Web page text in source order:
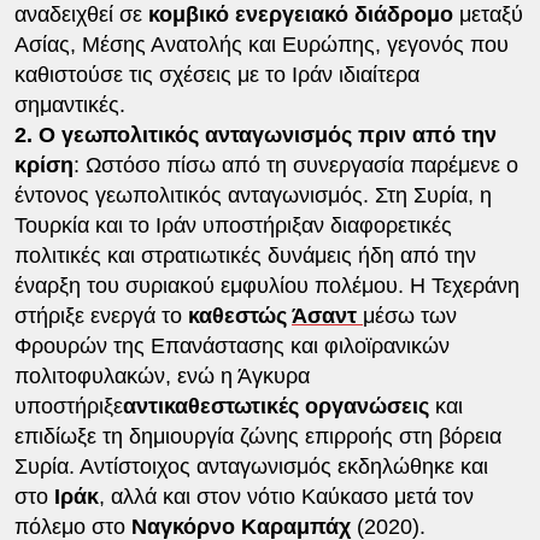
αναδειχθεί σε κομβικό ενεργειακό διάδρομομεταξύ
Ασίας, Μέσης Ανατολής και Ευρώπης, γεγονός που
καθιστούσε τις σχέσεις με το Ιράν ιδιαίτερα
σημαντικές.
2. Ο γεωπολιτικός ανταγωνισμός πριν από την
κρίση: Ωστόσο πίσω από τη συνεργασία παρέμενε ο
έντονος γεωπολιτικός ανταγωνισμός. Στη Συρία, η
Τουρκία και το Ιράν υποστήριξαν διαφορετικές
πολιτικές και στρατιωτικές δυνάμεις ήδη από την
έναρξη του συριακού εμφυλίου πολέμου. Η Τεχεράνη
στήριξε ενεργά το καθεστώς Άσαντ μέσω των
Φρουρών της Επανάστασης και φιλοϊρανικών
πολιτοφυλακών, ενώ η Άγκυρα
υποστήριξεαντικαθεστωτικές οργανώσειςκαι
επιδίωξε τη δημιουργία ζώνης επιρροής στη βόρεια
Συρία. Αντίστοιχος ανταγωνισμός εκδηλώθηκε και
στο Ιράκ, αλλά και στον νότιο Καύκασο μετά τον
πόλεμο στο Ναγκόρνο Καραμπάχ(2020).